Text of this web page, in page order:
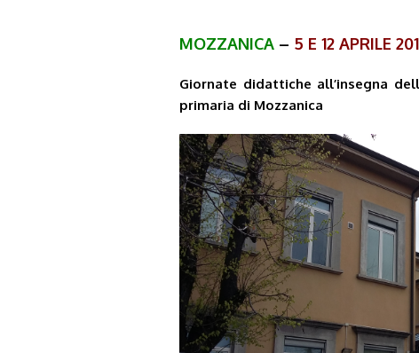
MOZZANICA – 5 E 12 APRILE
Giornate didattiche all’insegna
primaria di Mozzanica